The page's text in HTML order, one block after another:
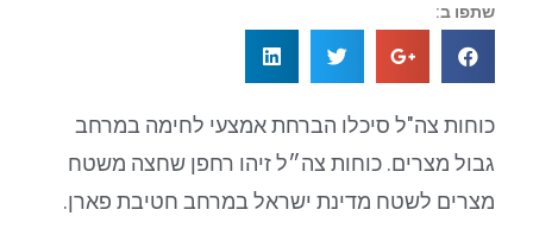
שתפו ב:
כוחות צה"ל סיכלו הברחת אמצעי לחימה במרחב
גבול מצרים. כוחות צה״ל זיהו רחפן שחצה משטח
מצרים לשטח מדינת ישראל במרחב חטיבת פארן.